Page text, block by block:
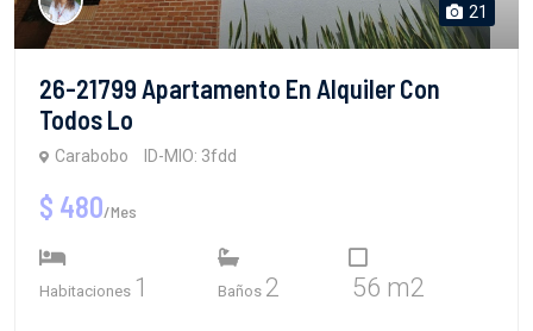
21
26-21799 Apartamento En Alquiler Con
Todos Lo
Carabobo ID-MIO: 3fdd
$ 480/Mes
Habitaciones 1 Baños 2 56 m2